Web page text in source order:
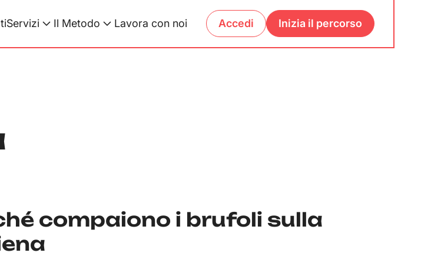
Servizi Il Metodo Lavora con noi Accedi Inizia il percorso
compaiono i brufoli sulla